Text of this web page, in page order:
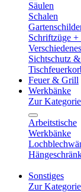
Säulen
Schalen
Schriftzüge +
Verschiedenes
Sichtschutz
Feuer & Grill
Werkbänke
Zur
Arbeitstische
Werkbänke
Sonstiges
Zur